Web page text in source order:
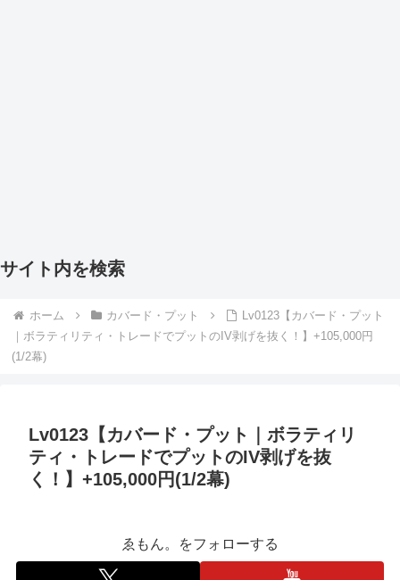
サイト内を検索
ホーム カバード・プット
Lv0123【カバード・プット
｜ボラティリティ・トレードでプットのIV剥げを抜く！】+105,000円
(1/2幕)
Lv0123【カバード・プット｜ボラティリ
ティ・トレードでプットのIV剥げを抜
く！】+105,000円(1/2幕)
ゑもん。をフォローする